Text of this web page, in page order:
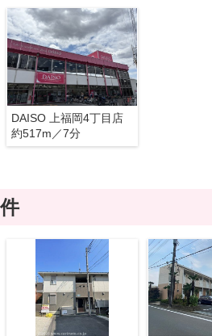
DAISO 上福岡4丁目店
約517m／7分